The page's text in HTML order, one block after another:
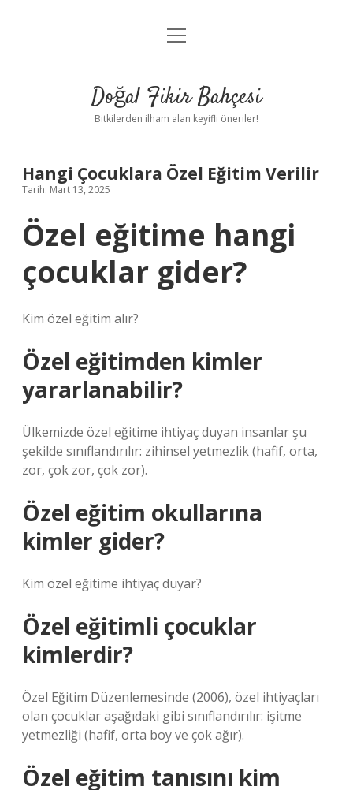
Anasayfa
Yasal Uyarı
menüyü
Doğal Fikir Bahçesi
Bitkilerden ilham alan keyifli öneriler!
Hangi Çocuklara Özel Eğitim Verilir
Tarih: Mart 13, 2025
Özel eğitime hangi
çocuklar gider?
Kim özel eğitim alır?
Özel eğitimden kimler
yararlanabilir?
Ülkemizde özel eğitime ihtiyaç duyan insanlar şu
şekilde sınıflandırılır: zihinsel yetmezlik (hafif, orta,
zor, çok zor, çok zor).
Özel eğitim okullarına
kimler gider?
Kim özel eğitime ihtiyaç duyar?
Özel eğitimli çocuklar
kimlerdir?
Özel Eğitim Düzenlemesinde (2006), özel ihtiyaçları
olan çocuklar aşağıdaki gibi sınıflandırılır: işitme
yetmezliği (hafif, orta boy ve çok ağır).
Özel eğitim tanısını kim